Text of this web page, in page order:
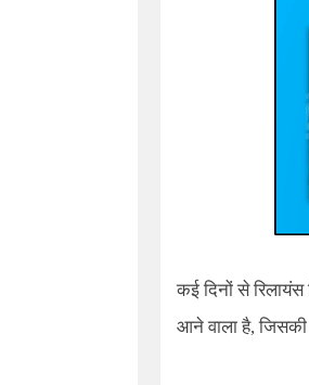
कई दिनों से
आने वाला है,